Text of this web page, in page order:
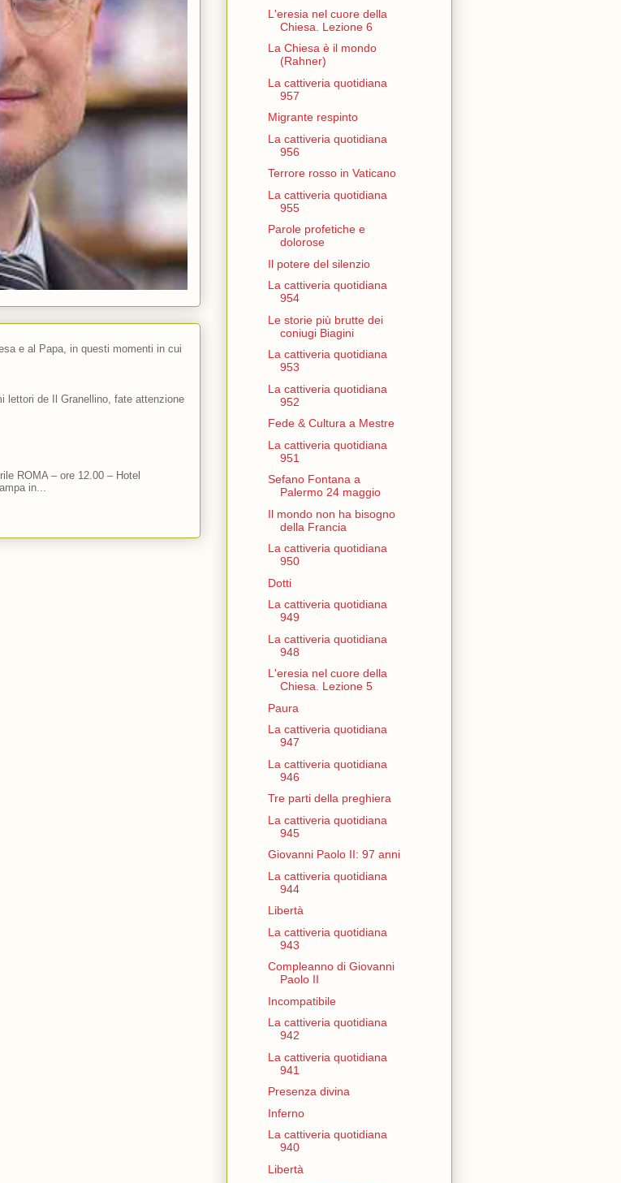
e al Papa, in questi momenti in cui
lettori de Il Granellino, fate attenzione
ROMA – ore 12.00 – Hotel
in...
L'eresia nel cuore della
Chiesa. Lezione 6
La Chiesa è il mondo
(Rahner)
La cattiveria quotidiana
957
Migrante respinto
La cattiveria quotidiana
956
Terrore rosso in Vaticano
La cattiveria quotidiana
955
Parole profetiche e
dolorose
Il potere del silenzio
La cattiveria quotidiana
954
Le storie più brutte dei
coniugi Biagini
La cattiveria quotidiana
953
La cattiveria quotidiana
952
Fede & Cultura a Mestre
La cattiveria quotidiana
951
Sefano Fontana a
Palermo 24 maggio
Il mondo non ha bisogno
della Francia
La cattiveria quotidiana
950
Dotti
La cattiveria quotidiana
949
La cattiveria quotidiana
948
L'eresia nel cuore della
Chiesa. Lezione 5
Paura
La cattiveria quotidiana
947
La cattiveria quotidiana
946
Tre parti della preghiera
La cattiveria quotidiana
945
Giovanni Paolo II: 97 anni
La cattiveria quotidiana
944
Libertà
La cattiveria quotidiana
943
Compleanno di Giovanni
Paolo II
Incompatibile
La cattiveria quotidiana
942
La cattiveria quotidiana
941
Presenza divina
Inferno
La cattiveria quotidiana
940
Libertà